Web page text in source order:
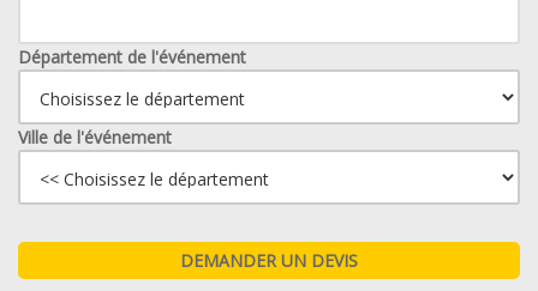
Département de l'événement
Ville de l'événement